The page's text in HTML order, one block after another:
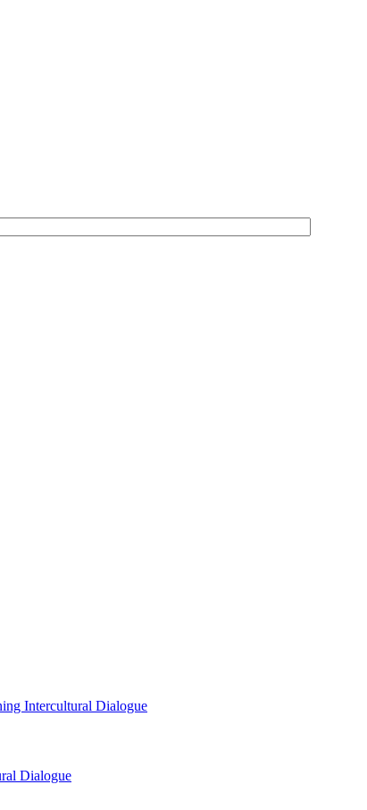
Intercultural Dialogue
Dialogue